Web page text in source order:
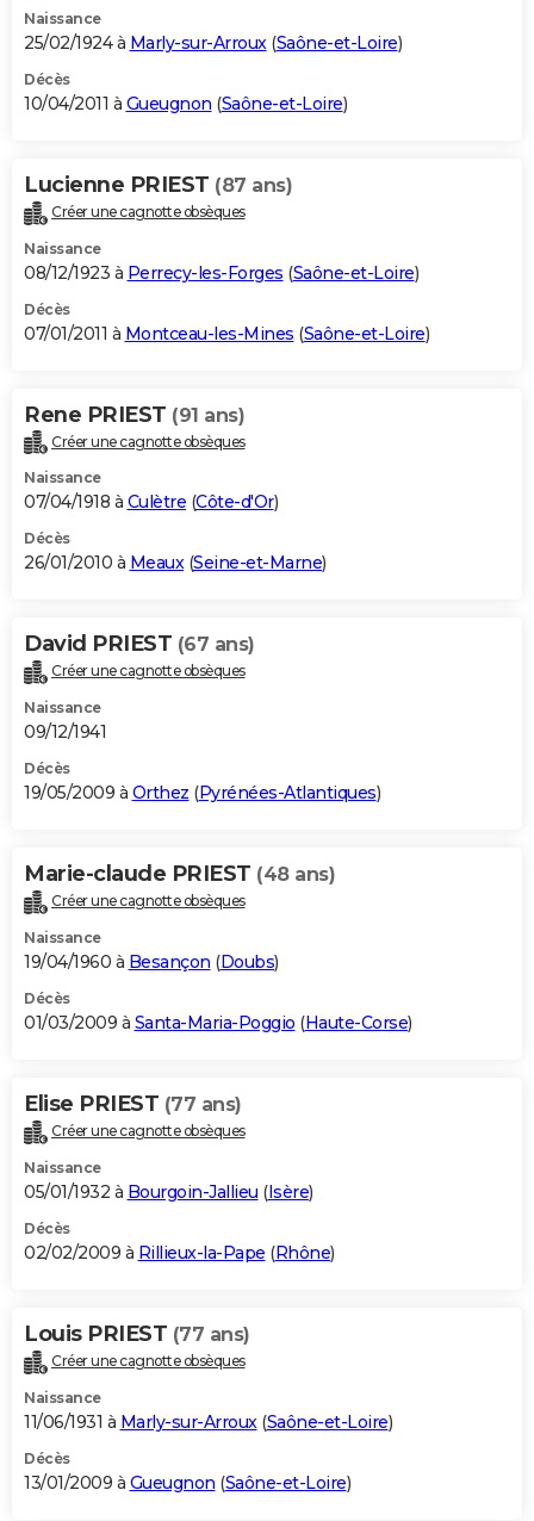
Naissance
25/02/1924 à Marly-sur-Arroux(Saône-et-Loire)
Décès
10/04/2011 à Gueugnon (Saône-et-Loire)
Lucienne PRIEST (87 ans)
Créer une cagnotte obsèques
Naissance
08/12/1923 à Perrecy-les-Forges (Saône-et-Loire)
Décès
07/01/2011 à Montceau-les-Mines (Saône-et-Loire)
Rene PRIEST (91 ans)
Créer une cagnotte obsèques
Naissance
07/04/1918 à Culètre (Côte-d'Or)
Décès
26/01/2010 à Meaux(Seine-et-Marne)
David PRIEST (67 ans)
Créer une cagnotte obsèques
Naissance
09/12/1941
Décès
19/05/2009 à Orthez (Pyrénées-Atlantiques)
Marie-claude PRIEST (48 ans)
Créer une cagnotte obsèques
Naissance
19/04/1960 à Besançon (Doubs)
Décès
01/03/2009 à Santa-Maria-Poggio (Haute-Corse)
Elise PRIEST (77 ans)
Créer une cagnotte obsèques
Naissance
05/01/1932 à Bourgoin-Jallieu (Isère)
Décès
02/02/2009 à Rillieux-la-Pape (Rhône)
Louis PRIEST (77 ans)
Créer une cagnotte obsèques
Naissance
11/06/1931 à Marly-sur-Arroux(Saône-et-Loire)
Décès
13/01/2009 à Gueugnon (Saône-et-Loire)